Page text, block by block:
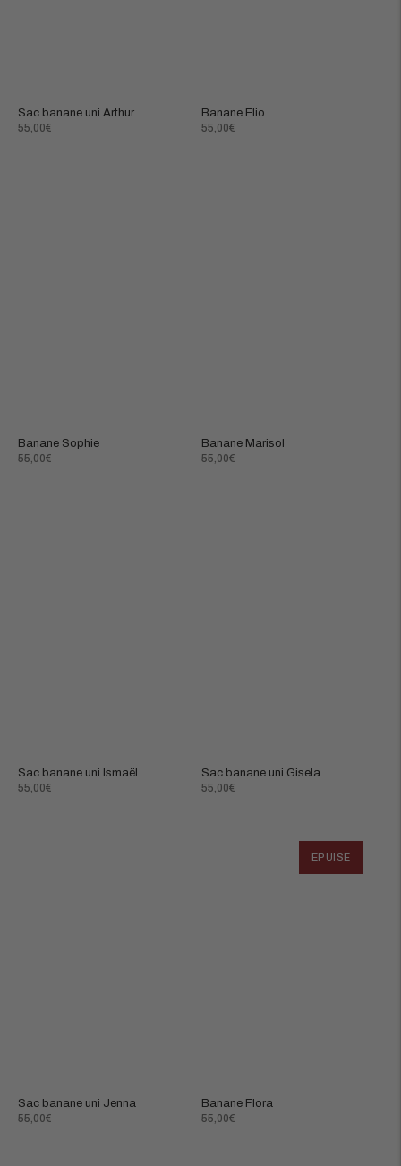
Sac banane uni Arthur
Prix
55,00€
Banane Elio
Prix
55,00€
Banane Sophie
Prix
55,00€
Banane Marisol
Prix
55,00€
Sac banane uni Ismaël
Prix
55,00€
Sac banane uni Gisela
Prix
55,00€
Sac banane uni Jenna
Prix
55,00€
ÉPUISÉ
Banane Flora
Prix
55,00€